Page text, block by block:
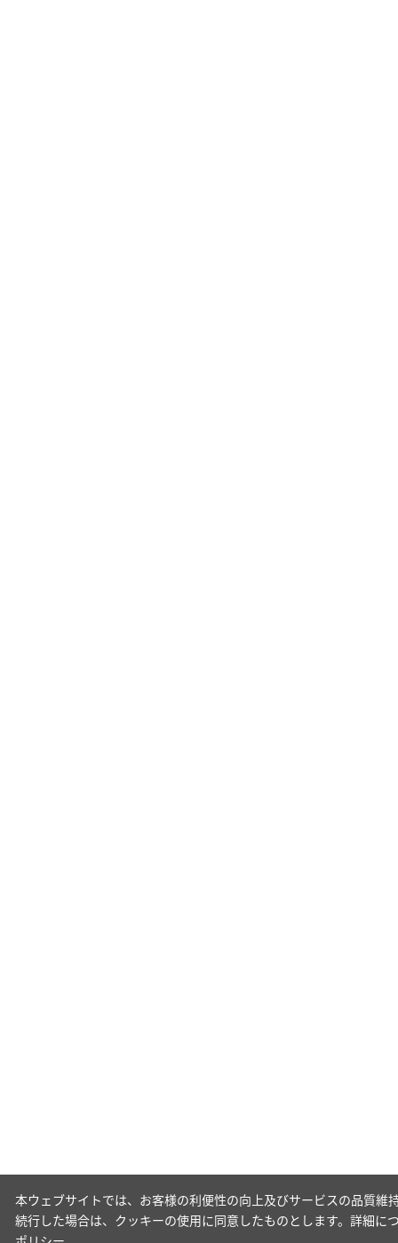
本ウェブサイトでは、お客様の利便性の向上及びサービスの品質
続行した場合は、クッキーの使用に同意したものとします。詳細